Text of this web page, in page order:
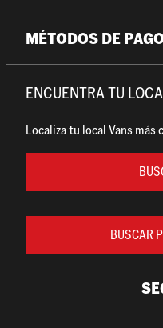
MÉTODOS DE
ENCUENTRA TU
Localiza tu local Vans más
BUSCAR